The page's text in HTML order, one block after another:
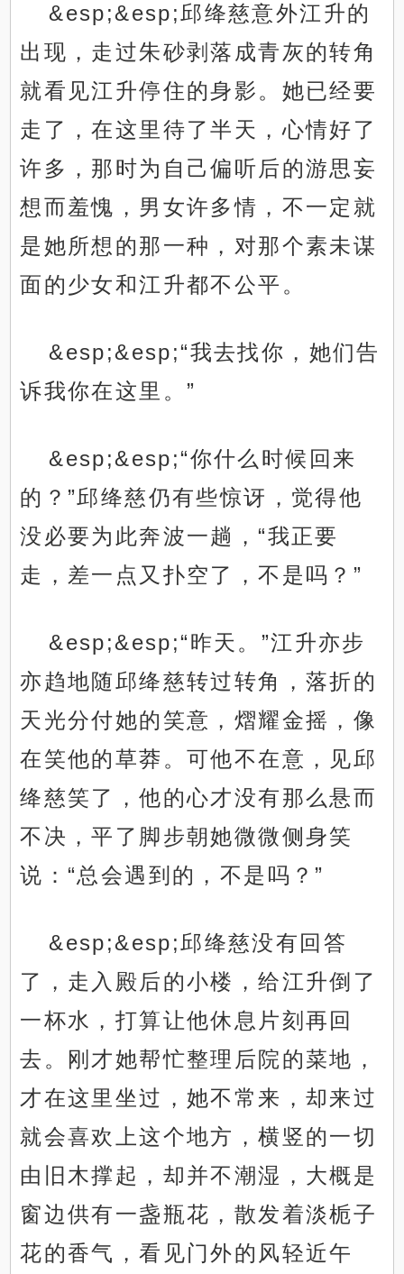
&esp;&esp;邱绛慈意外江升的
出现，走过朱砂剥落成青灰的转角
就看见江升停住的身影。她已经要
走了，在这里待了半天，心情好了
许多，那时为自己偏听后的游思妄
想而羞愧，男女许多情，不一定就
是她所想的那一种，对那个素未谋
面的少女和江升都不公平。
&esp;&esp;“我去找你，她们告
诉我你在这里。”
&esp;&esp;“你什么时候回来
的？”邱绛慈仍有些惊讶，觉得他
没必要为此奔波一趟，“我正要
走，差一点又扑空了，不是吗？”
&esp;&esp;“昨天。”江升亦步
亦趋地随邱绛慈转过转角，落折的
天光分付她的笑意，熠耀金摇，像
在笑他的草莽。可他不在意，见邱
绛慈笑了，他的心才没有那么悬而
不决，平了脚步朝她微微侧身笑
说：“总会遇到的，不是吗？”
&esp;&esp;邱绛慈没有回答
了，走入殿后的小楼，给江升倒了
一杯水，打算让他休息片刻再回
去。刚才她帮忙整理后院的菜地，
才在这里坐过，她不常来，却来过
就会喜欢上这个地方，横竖的一切
由旧木撑起，却并不潮湿，大概是
窗边供有一盏瓶花，散发着淡栀子
花的香气，看见门外的风轻近午